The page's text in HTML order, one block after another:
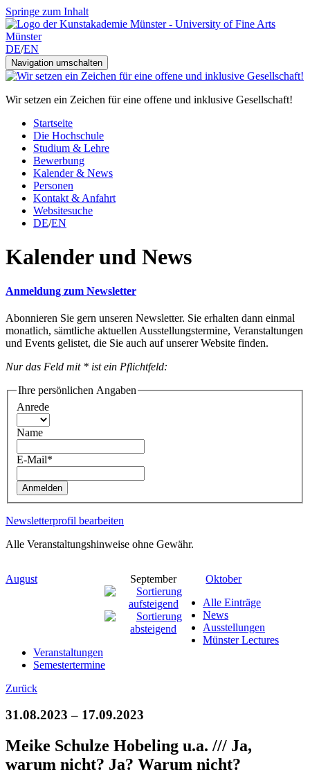
Springe zum Inhalt
DE/EN
Navigation umschalten
Wir setzen ein Zeichen für eine offene und inklusive Gesellschaft!
Startseite
Die Hochschule
Studium & Lehre
Bewerbung
Kalender & News
Personen
Kontakt & Anfahrt
Websitesuche
DE/EN
Kalender und News
Anmeldung zum Newsletter
Abonnieren Sie gern unseren Newsletter. Sie erhalten dann einmal
monatlich, sämtliche aktuellen Ausstellungstermine, Veranstaltungen
und Events gelistet, die Sie auch auf unserer Website finden.
Nur das Feld mit * ist ein Pflichtfeld:
Ihre persönlichen Angaben
Anrede
Name
E-Mail*
Anmelden
Newsletterprofil bearbeiten
Alle Veranstaltungshinweise ohne Gewähr.
August September
Oktober
Alle Einträge
News
Ausstellungen
Münster Lectures
Veranstaltungen
Semestertermine
Zurück
31.08.2023 – 17.09.2023
Meike Schulze Hobeling u.a. /// Ja,
warum nicht? Ja? Warum nicht?